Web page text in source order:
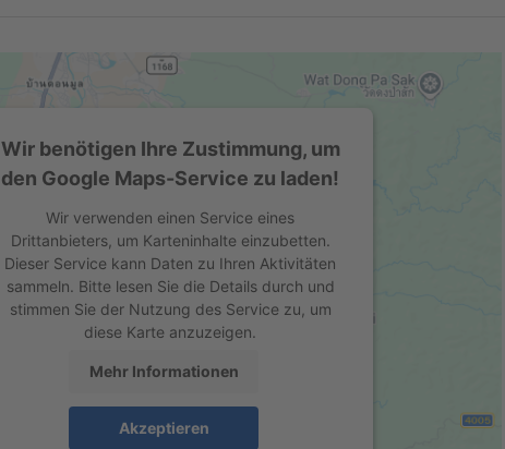
Wir benötigen Ihre Zustimmung, um
den Google Maps-Service zu laden!
Wir verwenden einen Service eines
Drittanbieters, um Karteninhalte einzubetten.
Dieser Service kann Daten zu Ihren Aktivitäten
sammeln. Bitte lesen Sie die Details durch und
stimmen Sie der Nutzung des Service zu, um
diese Karte anzuzeigen.
Mehr Informationen
Akzeptieren